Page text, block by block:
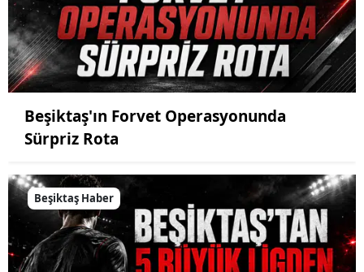
Beşiktaş'ın Forvet Operasyonunda
Sürpriz Rota
Beşiktaş Haber